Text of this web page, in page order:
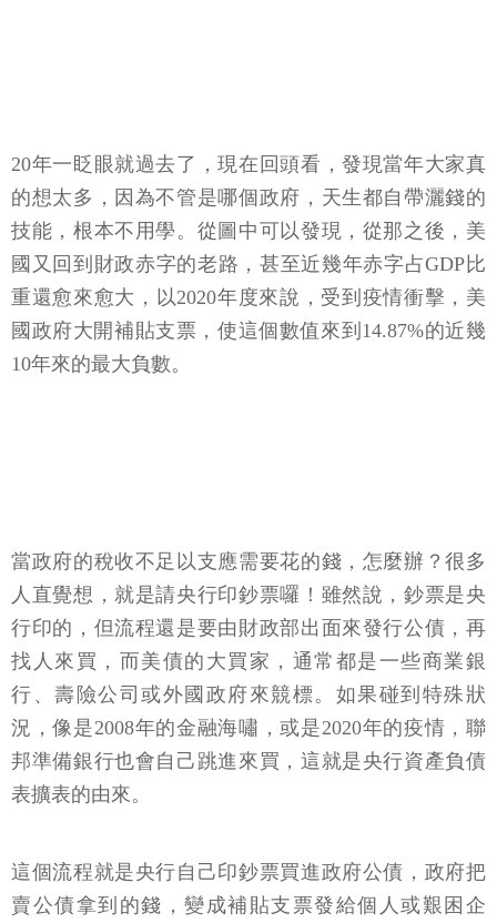
20年一眨眼就過去了，現在回頭看，發現當年大家真
的想太多，因為不管是哪個政府，天生都自帶灑錢的
技能，根本不用學。從圖中可以發現，從那之後，美
國又回到財政赤字的老路，甚至近幾年赤字占GDP比
重還愈來愈大，以2020年度來說，受到疫情衝擊，美
國政府大開補貼支票，使這個數值來到14.87%的近幾
10年來的最大負數。
當政府的稅收不足以支應需要花的錢，怎麼辦？很多
人直覺想，就是請央行印鈔票囉！雖然說，鈔票是央
行印的，但流程還是要由財政部出面來發行公債，再
找人來買，而美債的大買家，通常都是一些商業銀
行、壽險公司或外國政府來競標。如果碰到特殊狀
況，像是2008年的金融海嘯，或是2020年的疫情，聯
邦準備銀行也會自己跳進來買，這就是央行資產負債
表擴表的由來。
這個流程就是央行自己印鈔票買進政府公債，政府把
賣公債拿到的錢，變成補貼支票發給個人或艱困企